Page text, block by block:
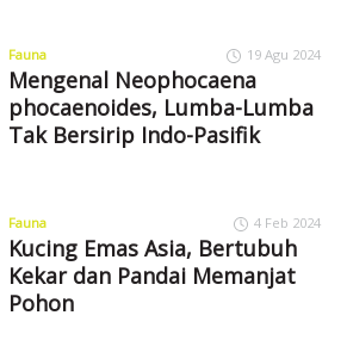
Fauna 19 Agu 2024
Mengenal Neophocaena
phocaenoides, Lumba-Lumba
Tak Bersirip Indo-Pasifik
Fauna 4 Feb 2024
Kucing Emas Asia, Bertubuh
Kekar dan Pandai Memanjat
Pohon